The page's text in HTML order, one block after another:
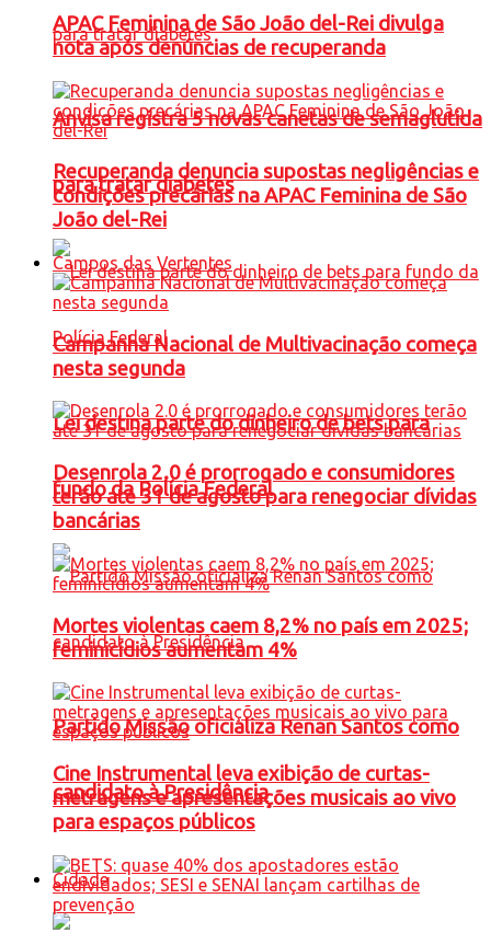
Anvisa registra 5 novas canetas de semaglutida
para tratar diabetes
Lei destina parte do dinheiro de bets para
fundo da Polícia Federal
Partido Missão oficializa Renan Santos como
candidato à Presidência
Cidade
APAC Feminina de São João del-Rei divulga
nota após denúncias de recuperanda
Recuperanda denuncia supostas negligências e
condições precárias na APAC Feminina de São
João del-Rei
Campos das Vertentes
Campanha Nacional de Multivacinação começa
nesta segunda
Desenrola 2.0 é prorrogado e consumidores
terão até 31 de agosto para renegociar dívidas
bancárias
Mortes violentas caem 8,2% no país em 2025;
feminicídios aumentam 4%
Cine Instrumental leva exibição de curtas-
metragens e apresentações musicais ao vivo
para espaços públicos